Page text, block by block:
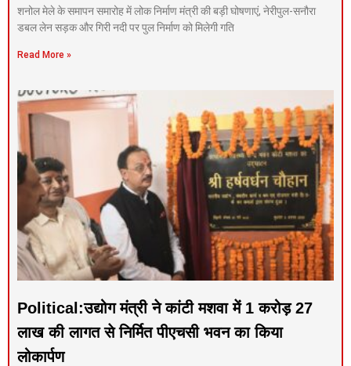
शनोल मेले के समापन समारोह में लोक निर्माण मंत्री की बड़ी घोषणाएं, नेरीपुल-सनौरा
डबल लेन सड़क और गिरी नदी पर पुल निर्माण को मिलेगी गति
Read More »
Political:उद्योग मंत्री ने कांटी मशवा में 1 करोड़ 27
लाख की लागत से निर्मित पीएचसी भवन का किया
लोकार्पण